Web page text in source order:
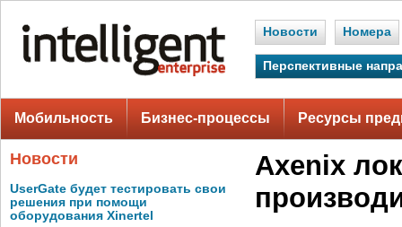
Новости Номера
Перспективные
Мобильность Бизнес-процессы Ресурсы
Новости
UserGate будет тестировать свои
решения при помощи
оборудования Xinertel
Axenix